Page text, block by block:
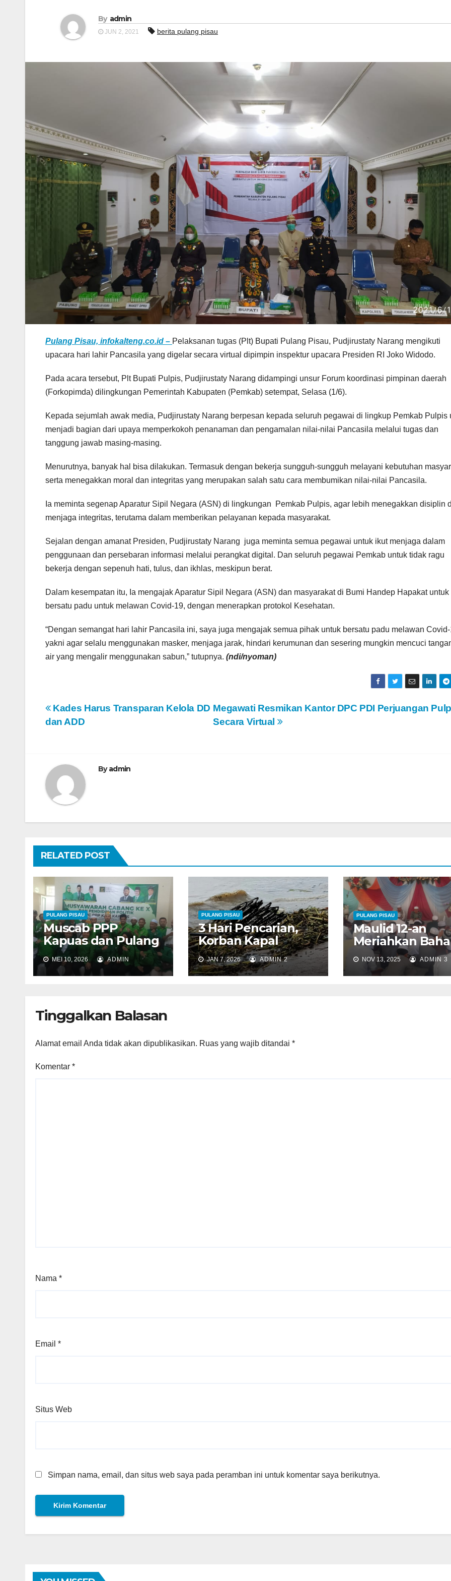
By admin
JUN 2, 2021 berita pulang pisau
Pulang Pisau, infokalteng.co.id – Pelaksanan tugas (Plt) Bupati Pulang Pisau, Pudjirustaty Narang mengikuti
upacara hari lahir Pancasila yang digelar secara virtual dipimpin inspektur upacara Presiden RI Joko Widodo.
Pada acara tersebut, Plt Bupati Pulpis, Pudjirustaty Narang didampingi unsur Forum koordinasi pimpinan daerah
(Forkopimda) dilingkungan Pemerintah Kabupaten (Pemkab) setempat, Selasa (1/6).
Kepada sejumlah awak media, Pudjirustaty Narang berpesan kepada seluruh pegawai di lingkup Pemkab Pulpis
menjadi bagian dari upaya memperkokoh penanaman dan pengamalan nilai-nilai Pancasila melalui tugas dan
tanggung jawab masing-masing.
Menurutnya, banyak hal bisa dilakukan. Termasuk dengan bekerja sungguh-sungguh melayani kebutuhan
serta menegakkan moral dan integritas yang merupakan salah satu cara membumikan nilai-nilai Pancasila.
Ia meminta segenap Aparatur Sipil Negara (ASN) di lingkungan Pemkab Pulpis, agar lebih menegakkan disiplin
menjaga integritas, terutama dalam memberikan pelayanan kepada masyarakat.
Sejalan dengan amanat Presiden, Pudjirustaty Narang juga meminta semua pegawai untuk ikut menjaga dalam
penggunaan dan persebaran informasi melalui perangkat digital. Dan seluruh pegawai Pemkab untuk tidak ragu
bekerja dengan sepenuh hati, tulus, dan ikhlas, meskipun berat.
Dalam kesempatan itu, Ia mengajak Aparatur Sipil Negara (ASN) dan masyarakat di Bumi Handep Hapakat untuk
bersatu padu untuk melawan Covid-19, dengan menerapkan protokol Kesehatan.
“Dengan semangat hari lahir Pancasila ini, saya juga mengajak semua pihak untuk bersatu padu melawan
yakni agar selalu menggunakan masker, menjaga jarak, hindari kerumunan dan sesering mungkin mencuci
air yang mengalir menggunakan sabun,” tutupnya. (ndi/nyoman)
N
i
g
i
p
o
s
Megawati Resmikan Kantor DPC PDI Perjuangan
Secara Virtual
Kades Harus Transparan Kelola DD
dan ADD
Byadmin
RELATED POST
PULANG PISAU
Muscab PPP
Kapuas dan Pulang
Pisau Sukses
Digelar
MEI 10, 2026 ADMIN
PULANG PISAU
3 Hari Pencarian,
Korban Kapal
Terbalik Ditemukan
di Kalimantan
Selatan
JAN 7, 2026 ADMIN 2
PULANG PISAU
Maulid 12-an
Meriahkan
NOV 13, 2025 ADMIN 3
Tinggalkan Balasan
Alamat email Anda tidak akan dipublikasikan. Ruas yang wajib ditandai *
Komentar *
Nama *
Email *
Situs Web
Simpan nama, email, dan situs web saya pada peramban ini untuk komentar saya berikutnya.